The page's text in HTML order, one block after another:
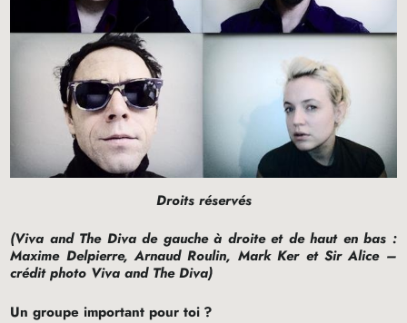
Droits réservés
(Viva and The Diva de gauche à droite et de haut en bas :
Maxime Delpierre, Arnaud Roulin, Mark Ker et Sir Alice –
crédit photo Viva and The Diva)
Un groupe important pour toi ?